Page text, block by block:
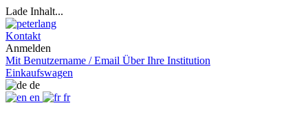
Lade Inhalt...
Kontakt
Anmelden
Mit Benutzername / Email Über Ihre Institution
Einkaufswagen
de
en
fr